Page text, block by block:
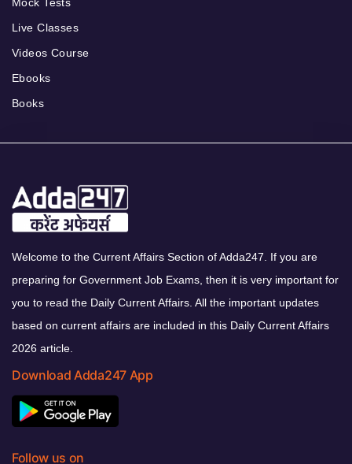
Live Classes
Videos Course
Ebooks
Books
Welcome to the Current Affairs Section of Adda247. If you are
preparing for Government Job Exams, then it is very important for
you to read the Daily Current Affairs. All the important updates
based on current affairs are included in this Daily Current Affairs
2026 article.
Download Adda247 App
Follow us on